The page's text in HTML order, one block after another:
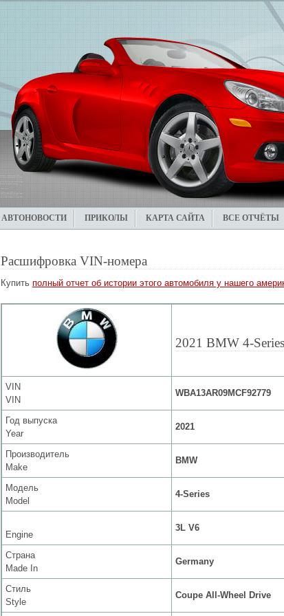
АВТОНОВОСТИ ПРИКОЛЫ КАРТА САЙТА ВСЕ ОТЧЁТЫ
Расшифровка VIN-номера
Купить полный отчет об истории этого автомобиля у нашего
2021 BMW 4-Series
VIN
VIN
WBA13AR09MCF92779
Год выпуска
Year
2021
Производитель
Make
BMW
Модель
Model
4-Series
Engine
3L V6
Страна
Made In
Germany
Стиль
Style
Coupe All-Wheel Drive